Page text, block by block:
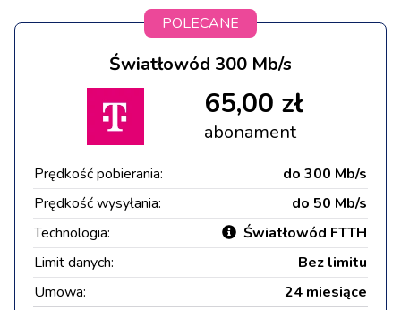
POLECANE
Światłowód 300 Mb/s
65,00 zł
abonament
Prędkość pobierania:
do 300 Mb/s
Prędkość wysyłania:
do 50 Mb/s
Technologia:
Światłowód FTTH
Limit danych:
Bez limitu
Umowa:
24 miesiące